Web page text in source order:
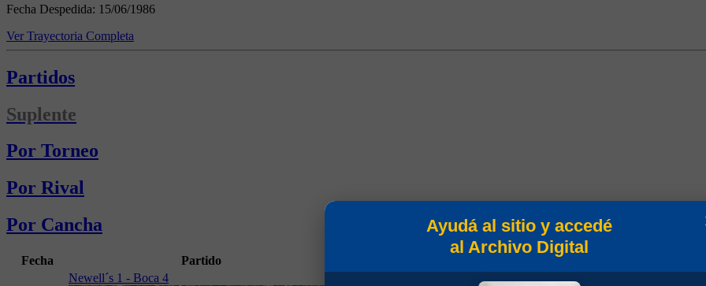
Fecha Despedida: 15/06/1986
Ver Trayectoria Completa
Partidos
Suplente
Por Torneo
Por Rival
Por Cancha
Fecha Partido
Newell´s 1 - Boca 4
Ayudá al sitio y accedé
al Archivo Digital